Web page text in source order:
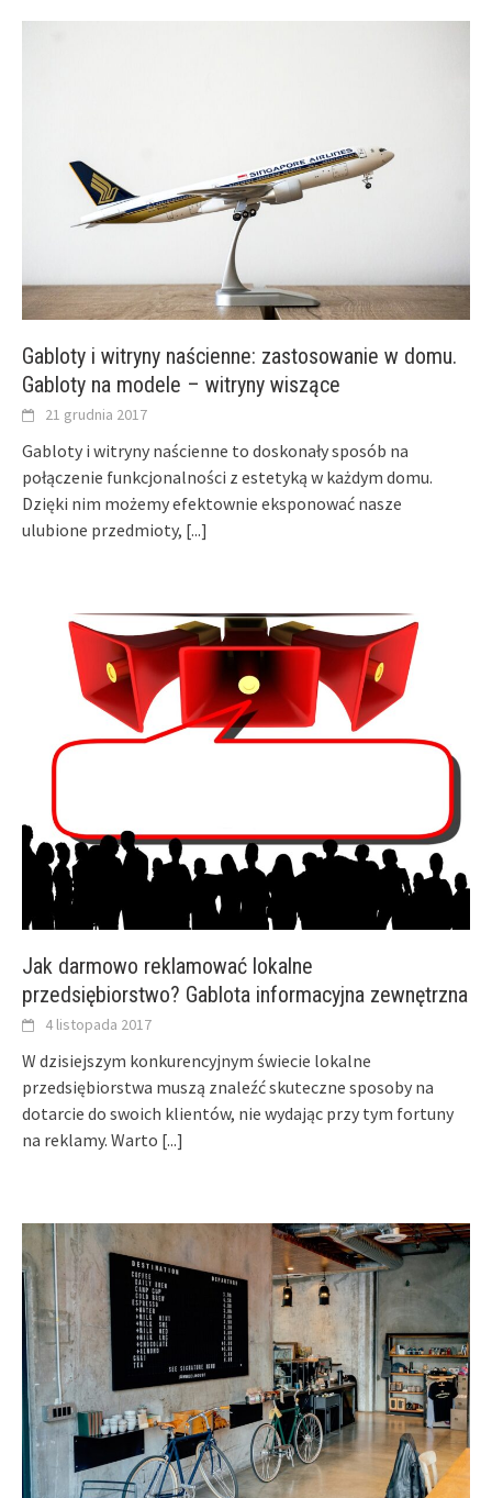
Gabloty i witryny naścienne: zastosowanie w domu.
Gabloty na modele – witryny wiszące
21 grudnia 2017
Gabloty i witryny naścienne to doskonały sposób na
połączenie funkcjonalności z estetyką w każdym domu.
Dzięki nim możemy efektownie eksponować nasze
ulubione przedmioty, [...]
Jak darmowo reklamować lokalne
przedsiębiorstwo? Gablota informacyjna zewnętrzna
4 listopada 2017
W dzisiejszym konkurencyjnym świecie lokalne
przedsiębiorstwa muszą znaleźć skuteczne sposoby na
dotarcie do swoich klientów, nie wydając przy tym fortuny
na reklamy. Warto [...]